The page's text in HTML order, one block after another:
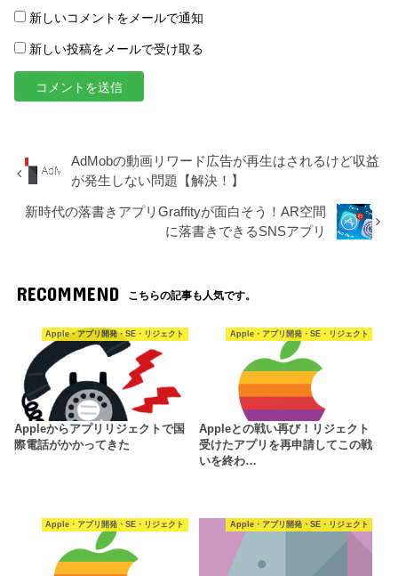
新しいコメントをメールで通知
新しい投稿をメールで受け取る
AdMobの動画リワード広告が再生はされるけど収益
が発生しない問題【解決！】
新時代の落書きアプリGraffityが面白そう！AR空間
に落書きできるSNSアプリ
RECOMMEND こちらの記事も人気です。
Apple・アプリ開発・SE・リジェクト
Appleからアプリリジェクトで国
際電話がかかってきた
Apple・アプリ開発・SE・リジェクト
Appleとの戦い再び！リジェクト
受けたアプリを再申請してこの戦
いを終わ…
Apple・アプリ開発・SE・リジェクト Apple・アプリ開発・SE・リジェクト